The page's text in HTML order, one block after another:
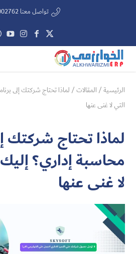
تواصل معنا 920002762
الرئيسية/ المقالات/ لماذا تحتاج شركتك إلى
التي لا غنى عنها
لماذا تحتاج شركتك
محاسبة إداري؟ إليك
لا غنى عنها